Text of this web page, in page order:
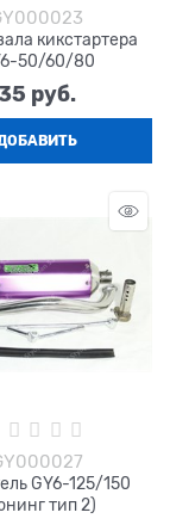
кикстартера
50/60/80
руб.
GY6-125/150
тип 2)